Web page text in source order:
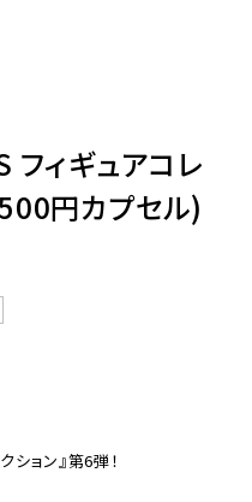
フィギュアコレ
円カプセル)
ション』第6弾！